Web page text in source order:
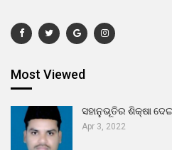
Most Viewed
ସହାନୁଭୂତିର ଶିକ୍ଷା
Apr 3, 2022